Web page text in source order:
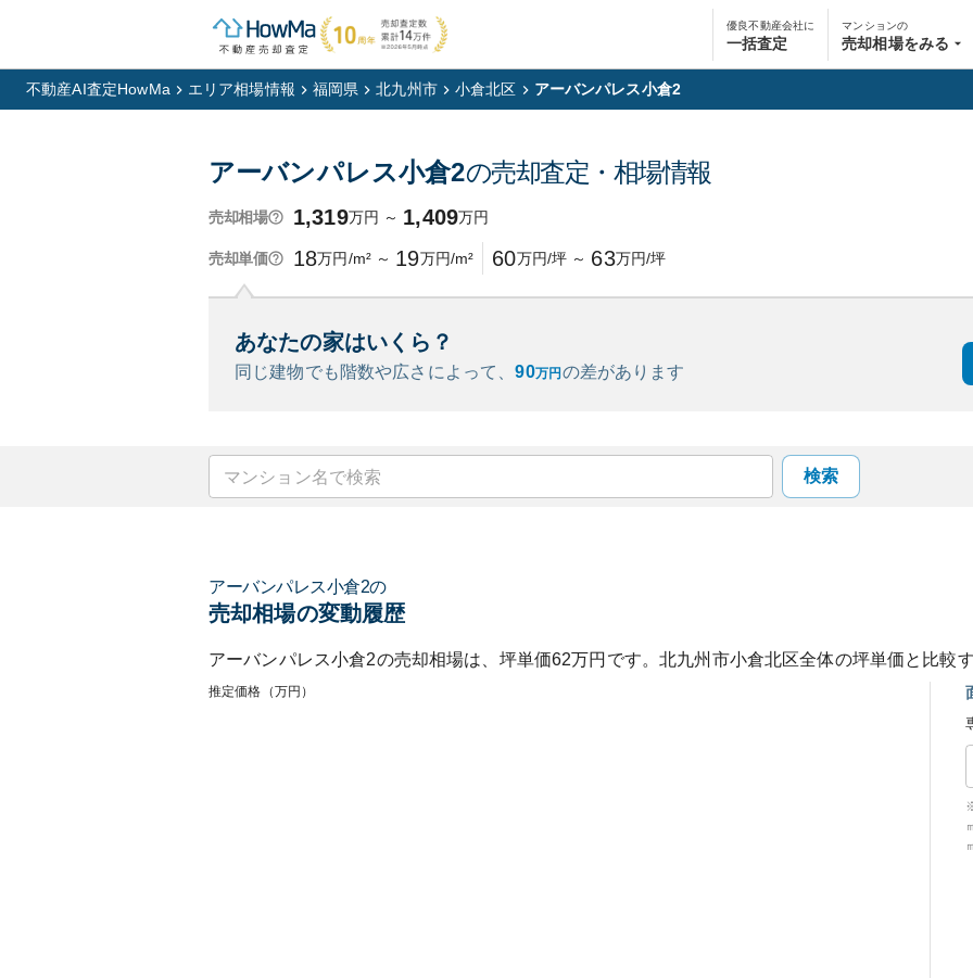
優良不動産会社に
一括査定
マンションの
売却相場をみる
不動産AI査定HowMa エリア相場情報 福岡県 北九州市 小倉北区 アーバンパレス小倉2
アーバンパレス小倉2の売却査定・相場情報
売却相場 1,319万円 ～ 1,409万円
売却単価 18万円/m² ～ 19万円/m² 60万円/坪 ～ 63万円/坪
あなたの家はいくら？
同じ建物でも階数や広さによって、90万円 の差があります
検索
アーバンパレス小倉2の
売却相場の変動履歴
アーバンパレス小倉2の売却相場は、坪単価62万円です。北九州市小倉北区全体の坪単価と比較
推定価格（万円）